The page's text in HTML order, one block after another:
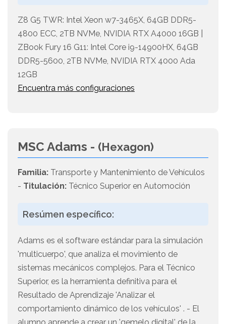
Z8 G5 TWR: Intel Xeon w7-3465X, 64GB DDR5-
4800 ECC, 2TB NVMe, NVIDIA RTX A4000 16GB |
ZBook Fury 16 G11: Intel Core i9-14900HX, 64GB
DDR5-5600, 2TB NVMe, NVIDIA RTX 4000 Ada
12GB
Encuentra más configuraciones
MSC Adams - (Hexagon)
Familia: Transporte y Mantenimiento de Vehículos
- Titulación: Técnico Superior en Automoción
Resúmen específico:
Adams es el software estándar para la simulación
'multicuerpo', que analiza el movimiento de
sistemas mecánicos complejos. Para el Técnico
Superior, es la herramienta definitiva para el
Resultado de Aprendizaje 'Analizar el
comportamiento dinámico de los vehículos' . - El